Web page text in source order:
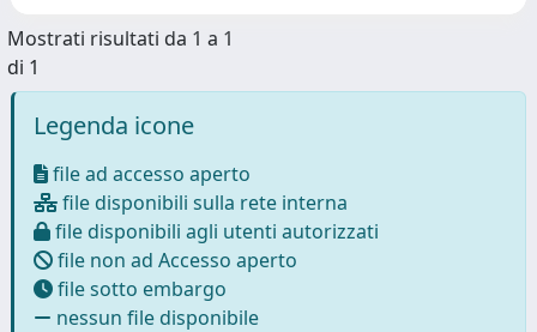
Mostrati risultati da 1 a 1
di 1
Legenda icone
file ad accesso aperto
file disponibili sulla rete interna
file disponibili agli utenti autorizzati
file non ad Accesso aperto
file sotto embargo
nessun file disponibile